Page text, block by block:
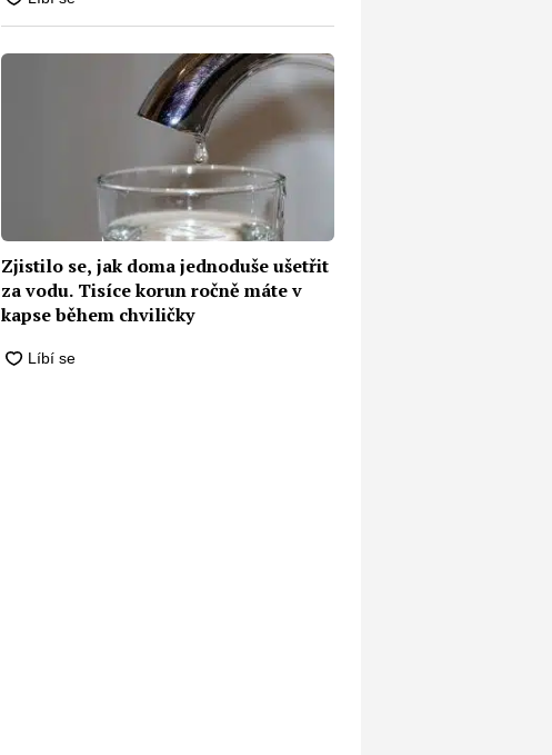
Zjistilo se, jak doma jednoduše ušetřit
za vodu. Tisíce korun ročně máte v
kapse během chviličky